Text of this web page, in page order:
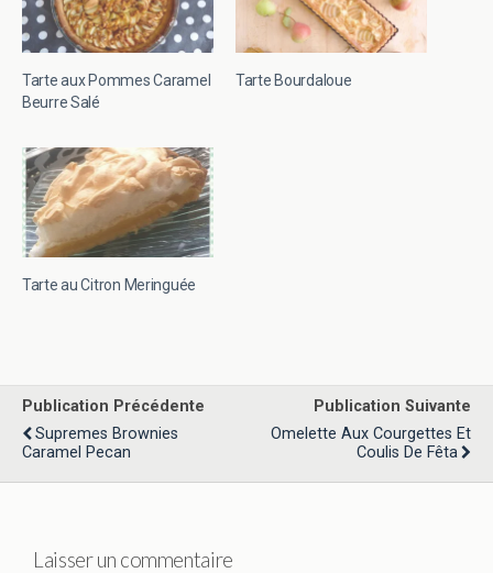
Tarte aux Pommes Caramel
Beurre Salé
Tarte Bourdaloue
Tarte au Citron Meringuée
Publication Précédente
Supremes Brownies
Caramel Pecan
Publication Suivante
Omelette Aux Courgettes Et
Coulis De Fêta
Laisser un commentaire